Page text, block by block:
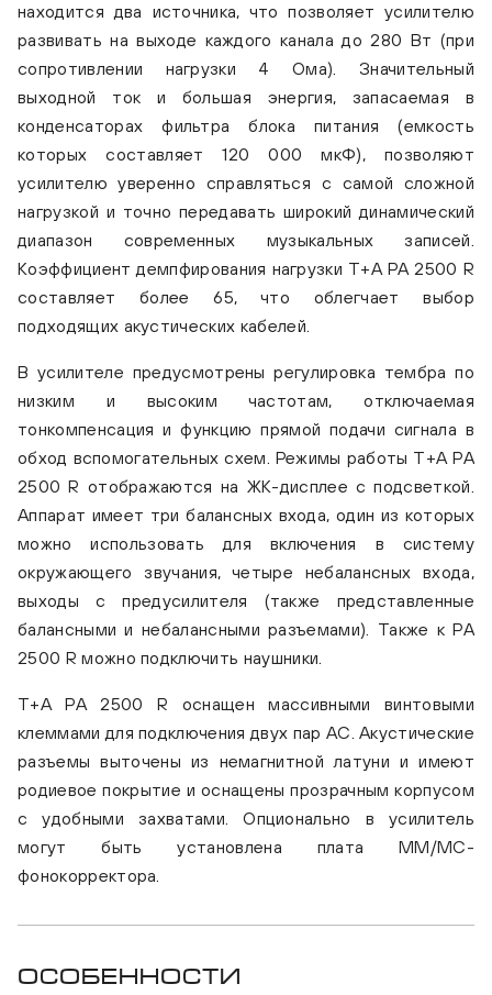
T+A PA 2500 R Silver
находится два источника, что позволяет усилителю
развивать на выходе каждого канала до 280 Вт (при
сопротивлении нагрузки 4 Ома). Значительный
выходной ток и большая энергия, запасаемая в
конденсаторах фильтра блока питания (емкость
которых составляет 120 000 мкФ), позволяют
усилителю уверенно справляться с самой сложной
нагрузкой и точно передавать широкий динамический
диапазон современных музыкальных записей.
Коэффициент демпфирования нагрузки T+A PA 2500 R
составляет более 65, что облегчает выбор
подходящих акустических кабелей.
В усилителе предусмотрены регулировка тембра по
низким и высоким частотам, отключаемая
тонкомпенсация и функцию прямой подачи сигнала в
обход вспомогательных схем. Режимы работы T+A PA
2500 R отображаются на ЖК-дисплее с подсветкой.
Аппарат имеет три балансных входа, один из которых
можно использовать для включения в систему
окружающего звучания, четыре небалансных входа,
выходы с предусилителя (также представленные
балансными и небалансными разъемами). Также к PA
2500 R можно подключить наушники.
T+A PA 2500 R оснащен массивными винтовыми
клеммами для подключения двух пар АС. Акустические
разъемы выточены из немагнитной латуни и имеют
родиевое покрытие и оснащены прозрачным корпусом
с удобными захватами. Опционально в усилитель
могут быть установлена плата MM/MC-
фонокорректора.
Особенности